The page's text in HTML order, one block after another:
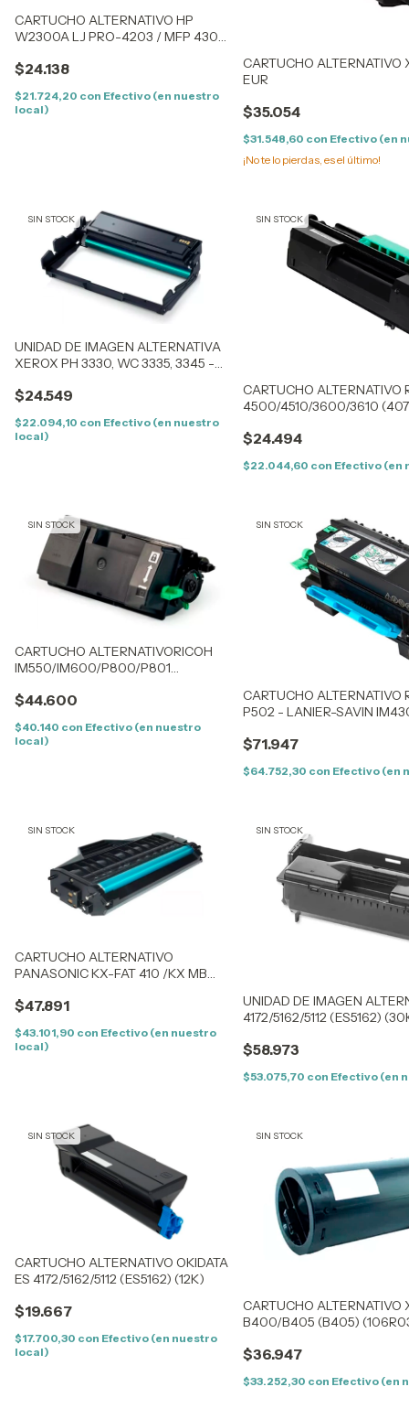
CARTUCHO ALTERNATIVO HP
W2300A LJ PRO-4203 / MFP 4303
$24.138
$21.724,20 con Efectivo (en nuestro
local)
CARTUCHO ALTERNATIVO
EUR
$35.054
$31.548,60 con Efectivo (en
¡No te lo pierdas, es el último!
SIN STOCK
UNIDAD DE IMAGEN ALTERNATIVA
XEROX PH 3330, WC 3335, 3345 -
$24.549
$22.094,10 con Efectivo (en nuestro
local)
SIN STOCK
CARTUCHO ALTERNATIVO
4500/4510/3600/3610
$24.494
$22.044,60 con Efectivo (en
SIN STOCK
CARTUCHO ALTERNATIVORICOH
IM550/IM600/P800/P801
$44.600
$40.140 con Efectivo (en nuestro
local)
SIN STOCK
CARTUCHO ALTERNATIVO
P502 - LANIER-SAVIN
$71.947
$64.752,30 con Efectivo (en
SIN STOCK
CARTUCHO ALTERNATIVO
PANASONIC KX-FAT 410 /KX MB
(F410) (2,5K)
$47.891
$43.101,90 con Efectivo (en nuestro
local)
SIN STOCK
UNIDAD DE IMAGEN
4172/5162/5112 (ES5162)
$58.973
$53.075,70 con Efectivo (en
SIN STOCK
CARTUCHO ALTERNATIVO OKIDATA
ES 4172/5162/5112 (ES5162) (12K)
$19.667
$17.700,30 con Efectivo (en nuestro
local)
SIN STOCK
CARTUCHO ALTERNATIVO
B400/B405 (B405)
$36.947
$33.252,30 con Efectivo (en